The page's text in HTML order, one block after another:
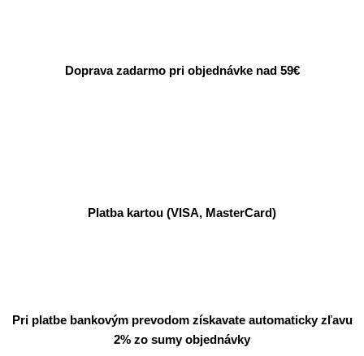
Doprava zadarmo pri objednávke nad 59€
Platba kartou (VISA, MasterCard)
Pri platbe bankovým prevodom získavate automaticky zľavu
2% zo sumy objednávky